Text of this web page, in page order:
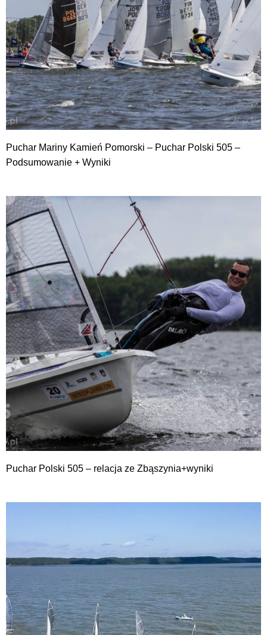
Puchar Mariny Kamień Pomorski – Puchar Polski 505 –
Podsumowanie + Wyniki
Puchar Polski 505 – relacja ze Zbąszynia+wyniki